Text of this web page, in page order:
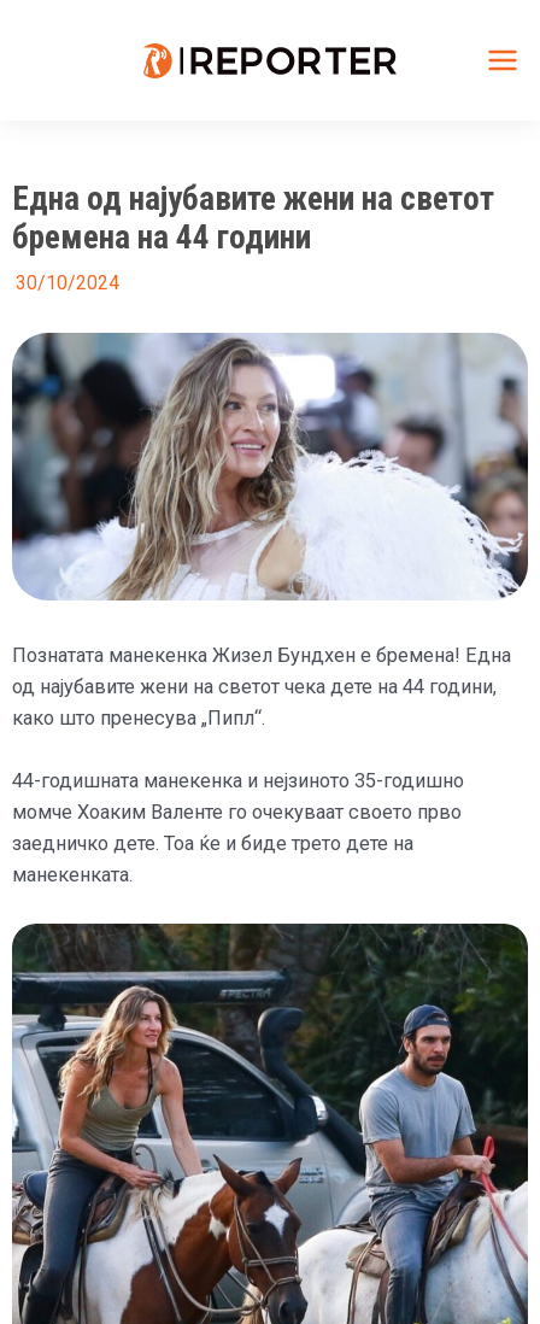
Една од најубавите жени на светот
бремена на 44 години
30/10/2024
Познатата манекенка Жизел Бундхен е бремена! Една
од најубавите жени на светот чека дете на 44 години,
како што пренесува „Пипл“.
44-годишната манекенка и нејзиното 35-годишно
момче Хоаким Валенте го очекуваат своето прво
заедничко дете. Тоа ќе и биде трето дете на
манекенката.